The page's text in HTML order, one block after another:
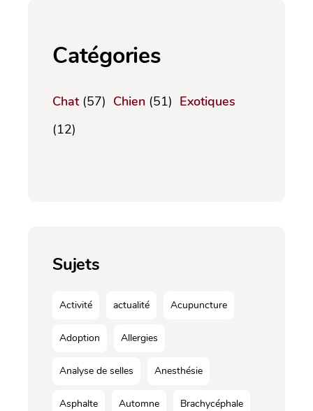
Catégories
Chat(57) Chien (51) Exotiques
(12)
Sujets
Activité actualité Acupuncture
Adoption Allergies
Analyse de selles Anesthésie
Asphalte Automne Brachycéphale